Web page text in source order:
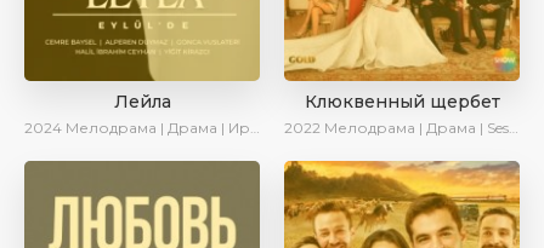
Лейла
2024 Мелодрама | Драма | Ирина Котова | AveTurk | AlisaDirilis | Сериалы 2024
Клюквенный щербет
2022 Мелодрама | Драма | SesDizi